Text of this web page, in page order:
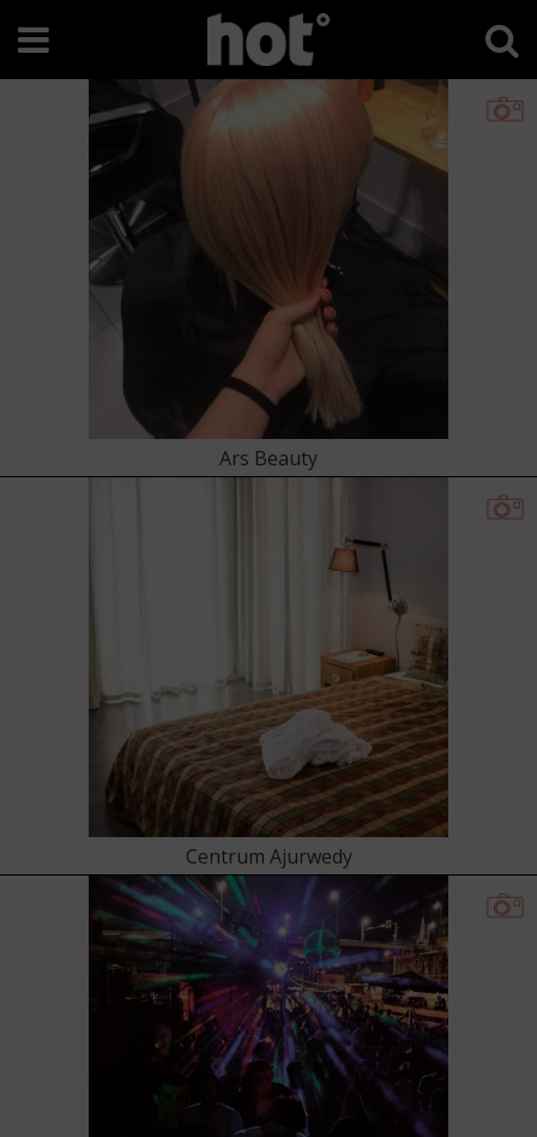
Ars Beauty
Centrum Ajurwedy